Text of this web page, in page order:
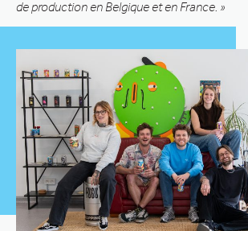
de production en Belgique et en France. »